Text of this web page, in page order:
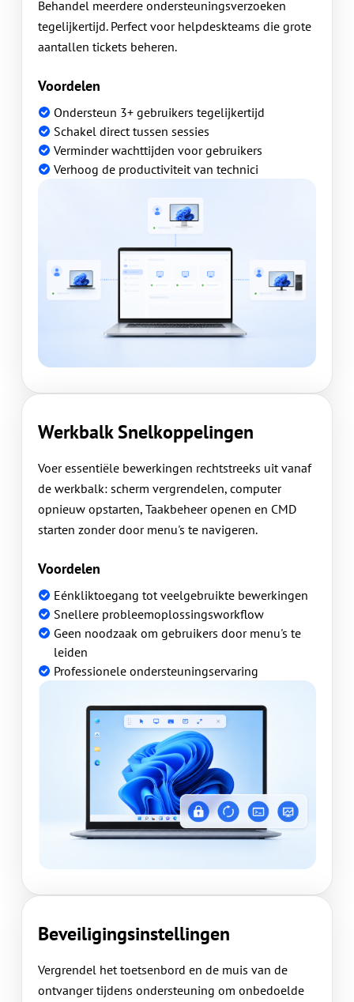
Behandel meerdere ondersteuningsverzoeken
tegelijkertijd. Perfect voor helpdeskteams die grote
aantallen tickets beheren.
Voordelen
Ondersteun 3+ gebruikers tegelijkertijd
Schakel direct tussen sessies
Verminder wachttijden voor gebruikers
Verhoog de productiviteit van technici
Werkbalk Snelkoppelingen
Voer essentiële bewerkingen rechtstreeks uit vanaf
de werkbalk: scherm vergrendelen, computer
opnieuw opstarten, Taakbeheer openen en CMD
starten zonder door menu's te navigeren.
Voordelen
Eénkliktoegang tot veelgebruikte bewerkingen
Snellere probleemoplossingsworkflow
Geen noodzaak om gebruikers door menu's te
leiden
Professionele ondersteuningservaring
Beveiligingsinstellingen
Vergrendel het toetsenbord en de muis van de
ontvanger tijdens ondersteuning om onbedoelde